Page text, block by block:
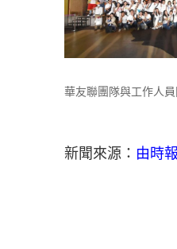
華友聯團隊與工作人
新聞來源： 由時